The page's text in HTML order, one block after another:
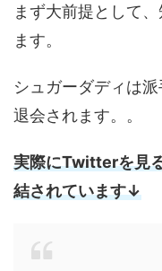
まず大前提として
ます。
シュガーダディは
退会されます。。
実際にTwitterを見
結されています↓